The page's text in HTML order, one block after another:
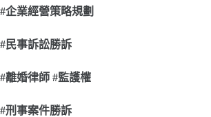
#企業經營策略規劃
#民事訴訟勝訴
#離婚律師 #監護權
#刑事案件勝訴